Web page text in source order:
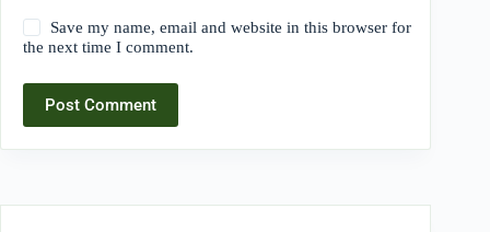
Save my name, email and website in this browser for
the next time I comment.
Post Comment